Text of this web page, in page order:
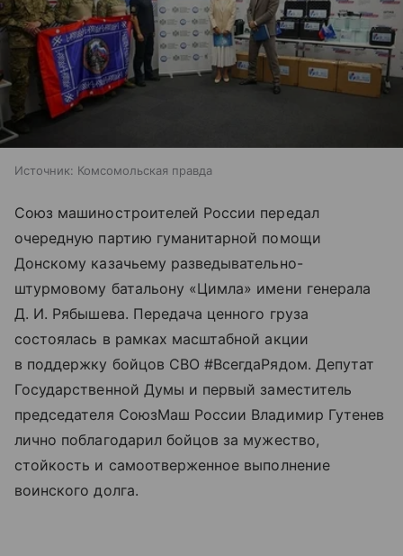
Источник: Комсомольская правда
Союз машиностроителей России передал
очередную партию гуманитарной помощи
Донскому казачьему разведывательно-
штурмовому батальону «Цимла» имени генерала
Д. И. Рябышева. Передача ценного груза
состоялась в рамках масштабной акции
в поддержку бойцов СВО #ВсегдаРядом. Депутат
Государственной Думы и первый заместитель
председателя СоюзМаш России Владимир Гутенев
лично поблагодарил бойцов за мужество,
стойкость и самоотверженное выполнение
воинского долга.